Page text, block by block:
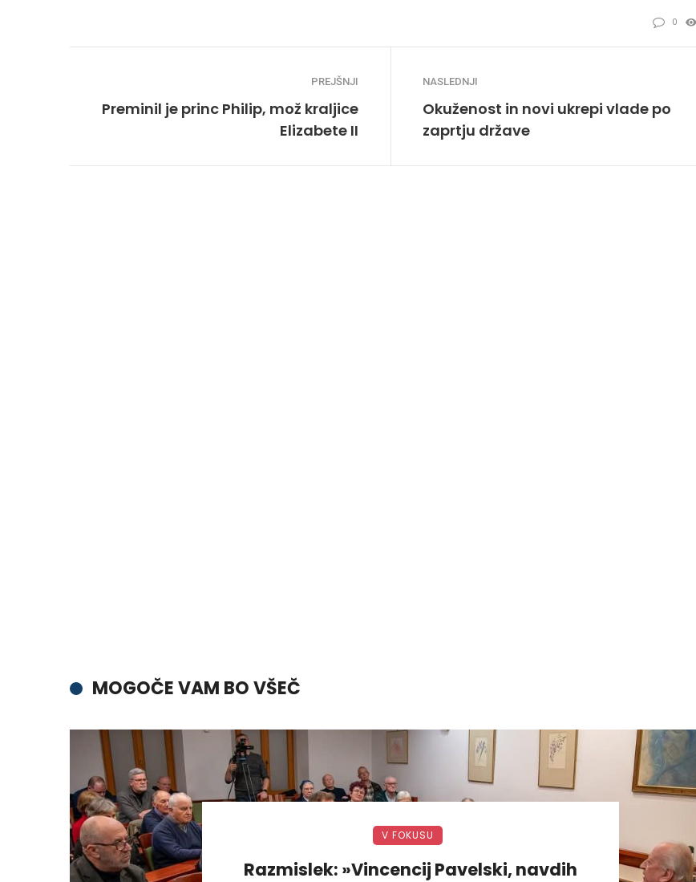
0
PREJŠNJI
Preminil je princ Philip, mož kraljice
Elizabete II
NASLEDNJI
Okuženost in novi ukrepi vlade po
zaprtju države
MOGOČE VAM BO VŠEČ
V FOKUSU
Razmislek: »Vincencij Pavelski, navdih